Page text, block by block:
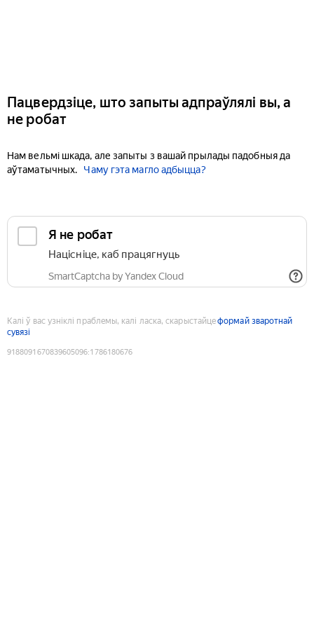
Пацвердзіце, што запыты адпраўлялі вы, а
не робат
Нам вельмі шкада, але запыты з вашай прылады падобныя да
аўтаматычных.
Чаму гэта магло адбыцца?
Я не робат
Націсніце, каб працягнуць
SmartCaptcha by Yandex Cloud
Калі ў вас узніклі праблемы, калі ласка, скарыстайцеформай зваротнай
сувязі
9188091670839605096:1786180676